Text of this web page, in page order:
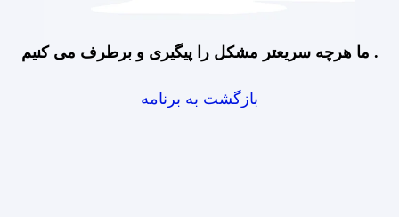
ما هرچه سریعتر مشکل را پیگیری و برطرف می کنیم .
بازگشت به برنامه